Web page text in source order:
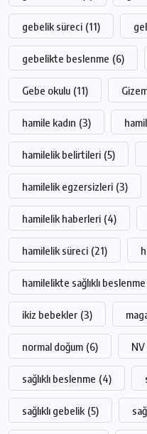
gebelik süreci (11)
gebelikte beslenme (6)
Gebe okulu (11)
hamile kadın (3)
hamilelik belirtileri (5)
hamilelik egzersizleri (3)
hamilelik haberleri (4)
hamilelik süreci (21)
hamilelikte sağlıklı beslenme
ikiz bebekler (3)
normal doğum (6) NV
sağlıklı beslenme (4)
sağlıklı gebelik (5)